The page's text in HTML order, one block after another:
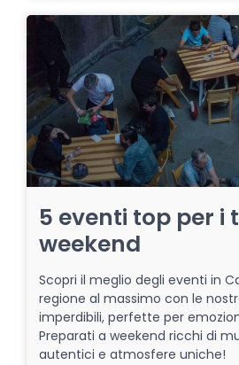
5 eventi top per i
weekend
Scopri il meglio degli eventi in
regione al massimo con le
imperdibili, perfette per
Preparati a weekend ricchi di
autentici e atmosfere uniche!